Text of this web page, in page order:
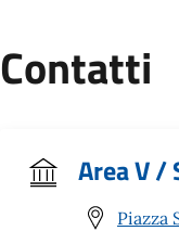
Contatti
Area V /
Piazza